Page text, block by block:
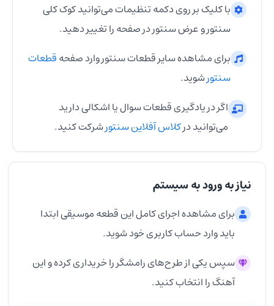
با کلیک بر روی دکمه تنظیمات می‌توانید کوک کلی
سنتورو عرضسنتوردر صفحه را تغییر دهید.
برای مشاهده سایر قطعاتسنتوروارد صفحهقطعات
سنتورشوید.
اگر در یادگیری قطعات سوال یا اشکالی دارید
می‌توانید درکلاس آفلاین سنتورشرکت کنید.
نیاز به ورود به سیستم
برای مشاهده اجرای کامل این قطعه موسیقی ابتدا
باید وارد حساب کاربری خود شوید.
سپس یکی از طرح‌های رامشگر را خریداری کرده و این
آهنگ را انتخاب کنید.